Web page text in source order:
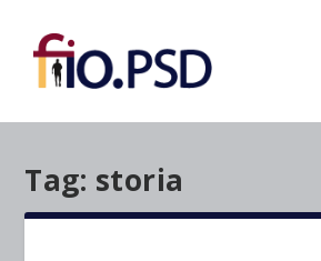
Tag: storia